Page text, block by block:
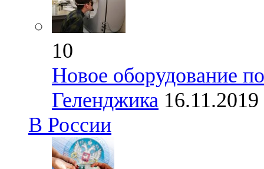
10
Новое оборудование
Геленджика 16.11.2019
В России